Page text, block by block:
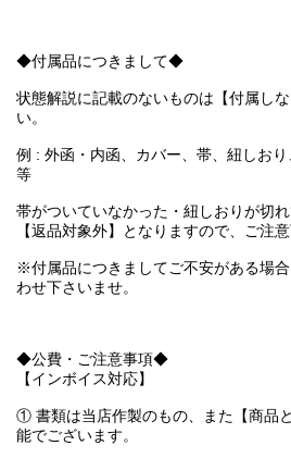
◆付属品につきまして◆
状態解説に記載のないものは【付属し
い。
例 : 外函・内函、カバー、帯、紐しお
等
帯がついていなかった・紐しおりが切れ
【返品対象外】となりますので、ご注意
※付属品につきましてご不安がある場
わせ下さいませ。
◆公費・ご注意事項◆
【インボイス対応】
① 書類は当店作製のもの、また【商品
能でございます。